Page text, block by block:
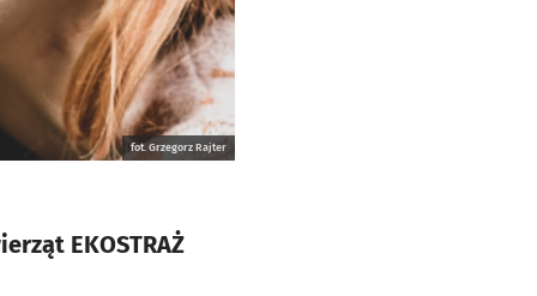
fot. Grzegorz Rajter
EKOSTRAŻ